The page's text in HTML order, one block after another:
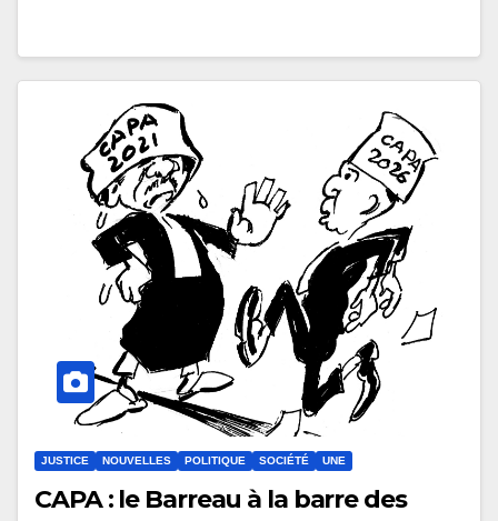
JUSTICE NOUVELLES POLITIQUE SOCIÉTÉ UNE
CAPA : le Barreau à la barre des